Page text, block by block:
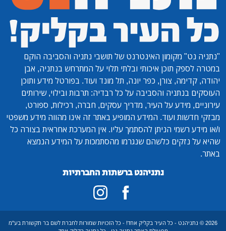
"נתניה נט" מקומון האינטרנט של תושבי נתניה והסביבה הוקם
במטרה לספק תוכן איכותי ובלתי תלוי על המתרחש בנתניה, אבן
יהודה, קדימה, צורן, כפר יונה, תל מונד ועוד. בפורטל מידע ותוכן
העוסקים בנתניה והסביבה על כל רבדיה: תרבות ובילוי, שירותים
עירוניים, מידע על העיר, מדריך עסקים, חברה, רכילות, ספורט,
מבזקי חדשות ועוד. המידע המופיע באתר זה אינו מהווה מידע משפטי
ו/או מידע רשמי הניתן להסתמך עליו. אין המערכת אחראית בצורה כל
שהיא על נזקים כלשהם שנגרמו מהסתמכות על המידע הנמצא
באתר.
נתניהנט ברשתות החברתיות
2026 © נתניהנט - כל העיר בקליק אחד! - כל הזכויות שמורות לחברת לשם בר תקשורת בע"מ